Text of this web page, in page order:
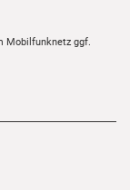
Mobilfunknetz ggf.